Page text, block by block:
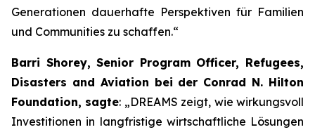
Generationen dauerhafte Perspektiven für Familien
und Communities zu schaffen.“
Barri Shorey, Senior Program Officer, Refugees,
Disasters and Aviation bei der Conrad N. Hilton
Foundation, sagte: „DREAMS zeigt, wie wirkungsvoll
Investitionen in langfristige wirtschaftliche Lösungen